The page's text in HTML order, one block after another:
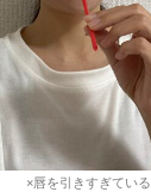
×唇を引きすぎている